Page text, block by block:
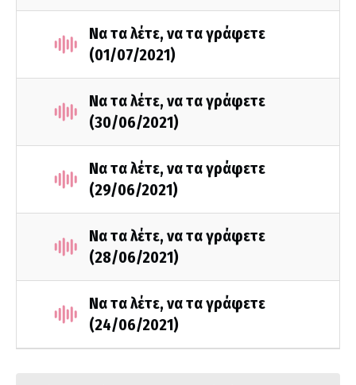
Να τα λέτε, να τα γράφετε
(01/07/2021)
Να τα λέτε, να τα γράφετε
(30/06/2021)
Να τα λέτε, να τα γράφετε
(29/06/2021)
Να τα λέτε, να τα γράφετε
(28/06/2021)
Να τα λέτε, να τα γράφετε
(24/06/2021)